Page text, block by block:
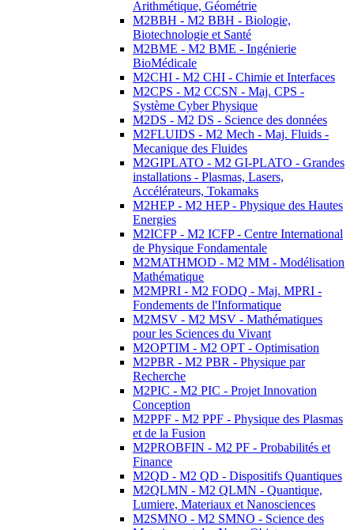
Arithmétique, Géométrie
M2BBH - M2 BBH - Biologie,
Biotechnologie et Santé
M2BME - M2 BME - Ingénierie
BioMédicale
M2CHI - M2 CHI - Chimie et Interfaces
M2CPS - M2 CCSN - Maj. CPS -
Système Cyber Physique
M2DS - M2 DS - Science des données
M2FLUIDS - M2 Mech - Maj. Fluids -
Mecanique des Fluides
M2GIPLATO - M2 GI-PLATO - Grandes
installations - Plasmas, Lasers,
Accélérateurs, Tokamaks
M2HEP - M2 HEP - Physique des Hautes
Energies
M2ICFP - M2 ICFP - Centre International
de Physique Fondamentale
M2MATHMOD - M2 MM - Modélisation
Mathématique
M2MPRI - M2 FODQ - Maj. MPRI -
Fondements de l'Informatique
M2MSV - M2 MSV - Mathématiques
pour les Sciences du Vivant
M2OPTIM - M2 OPT - Optimisation
M2PBR - M2 PBR - Physique par
Recherche
M2PIC - M2 PIC - Projet Innovation
Conception
M2PPF - M2 PPF - Physique des Plasmas
et de la Fusion
M2PROBFIN - M2 PF - Probabilités et
Finance
M2QD - M2 QD - Dispositifs Quantiques
M2QLMN - M2 QLMN - Quantique,
Lumiere, Materiaux et Nanosciences
M2SMNO - M2 SMNO - Science des